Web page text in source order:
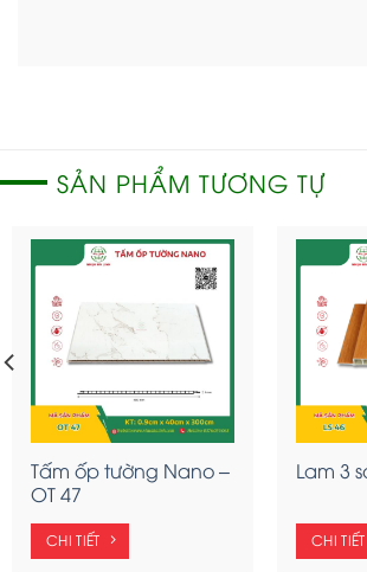
SẢN PHẨM TƯƠNG TỰ
Tấm ốp tường Nano –
OT 47
CHI TIẾT
Lam 3
CHI TIẾT